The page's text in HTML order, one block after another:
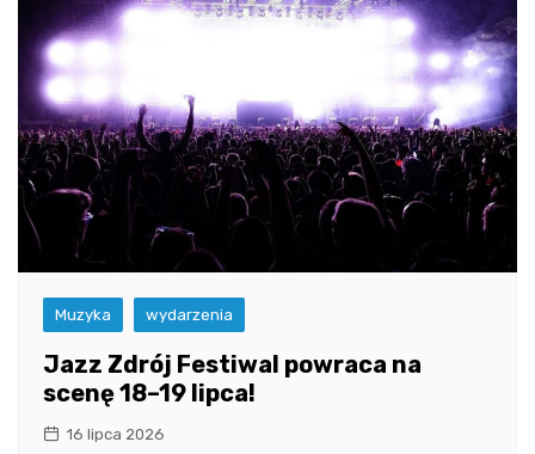
Muzyka wydarzenia
Jazz Zdrój Festiwal powraca na
scenę 18–19 lipca!
16 lipca 2026